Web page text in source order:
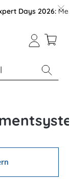
Days 2026: